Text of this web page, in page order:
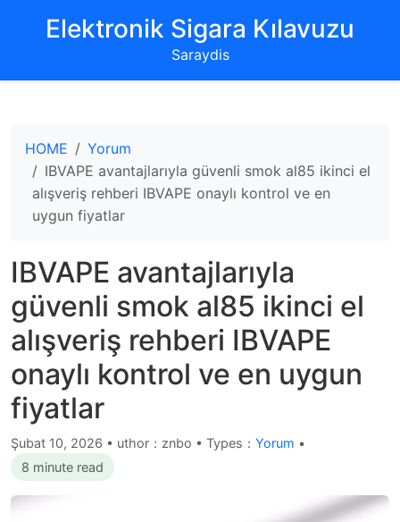
‌Elektronik Sigara Kılavuzu‌
Saraydis
HOME
Yorum
IBVAPE avantajlarıyla güvenli smok al85 ikinci el
alışveriş rehberi IBVAPE onaylı kontrol ve en
uygun fiyatlar
IBVAPE avantajlarıyla
güvenli smok al85 ikinci el
alışveriş rehberi IBVAPE
onaylı kontrol ve en uygun
fiyatlar
Şubat 10, 2026 • uthor：znbo • Types： Yorum •
8 minute read